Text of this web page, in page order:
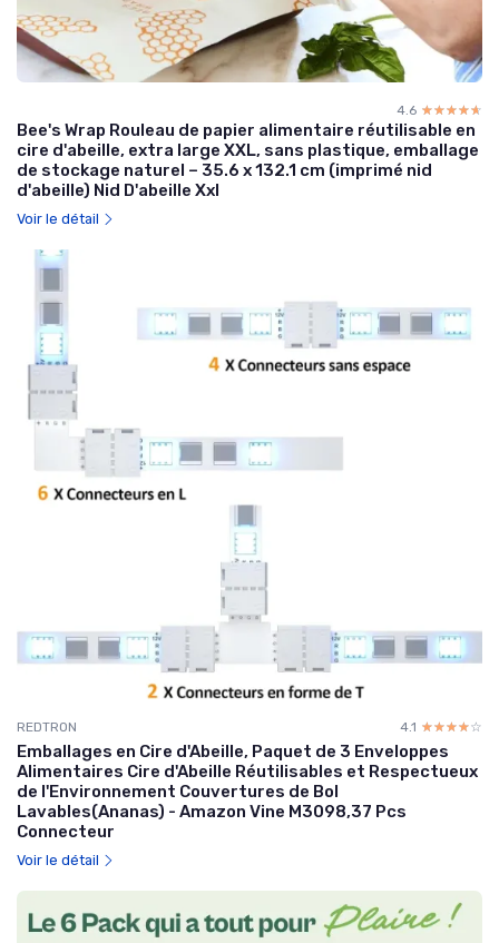
4.6 ☆☆☆☆☆
★★★★★
Bee's Wrap Rouleau de papier alimentaire réutilisable en
cire d'abeille, extra large XXL, sans plastique, emballage
de stockage naturel – 35.6 x 132.1 cm (imprimé nid
d'abeille) Nid D'abeille Xxl
Voir le détail
REDTRON 4.1 ☆☆☆☆☆
★★★★★
Emballages en Cire d'Abeille, Paquet de 3 Enveloppes
Alimentaires Cire d'Abeille Réutilisables et Respectueux
de l'Environnement Couvertures de Bol
Lavables(Ananas) - Amazon Vine M3098,37 Pcs
Connecteur
Voir le détail